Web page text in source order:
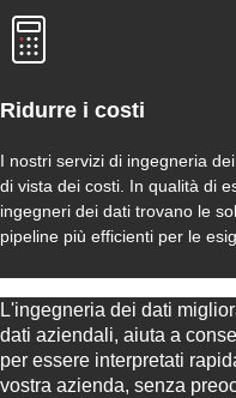
Ridurre i costi
I nostri servizi di ingegneria
di vista dei costi. In qualità di
ingegneri dei dati trovano le
pipeline più efficienti per le
L'ingegneria dei dati
dati aziendali, aiuta a
per essere interpretati
vostra azienda, senza